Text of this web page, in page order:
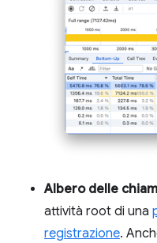
Albero delle
attività root di una
registrazione.